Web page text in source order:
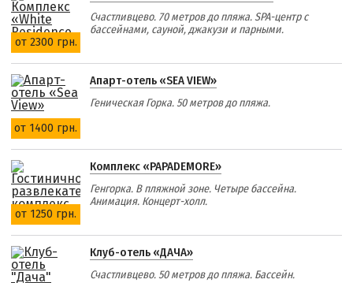
от 2300 грн.
Счастливцево. 70 метров до пляжа. SPA-центр с
бассейнами, сауной, джакузи и парными.
от 1400 грн.
Апарт-отель «SEA VIEW»
Геническая Горка. 50 метров до пляжа.
от 1250 грн.
Комплекс «PAPADEMORE»
Генгорка. В пляжной зоне. Четыре бассейна.
Анимация. Концерт-холл.
Клуб-отель «ДАЧА»
Счастливцево. 50 метров до пляжа. Бассейн.